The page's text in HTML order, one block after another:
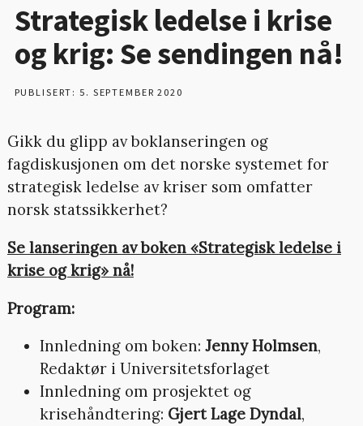
Strategisk ledelse i krise
og krig: Se sendingen nå!
PUBLISERT: 5. SEPTEMBER 2020
Gikk du glipp av boklanseringen og
fagdiskusjonen om det norske systemet for
strategisk ledelse av kriser som omfatter
norsk statssikkerhet?
Se lanseringen av boken «Strategisk ledelse i
krise og krig» nå!
Program:
Innledning om boken: Jenny Holmsen,
Redaktør i Universitetsforlaget
Innledning om prosjektet og
krisehåndtering: Gjert Lage Dyndal,